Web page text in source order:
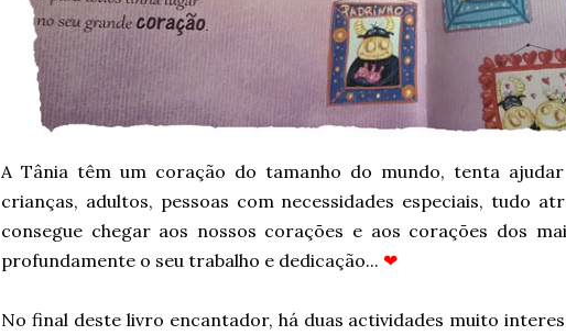
A Tânia têm um coração do tamanho do mundo, tenta
crianças, adultos, pessoas com necessidades especiais, tudo
consegue chegar aos nossos corações e aos corações dos
profundamente o seu trabalho e dedicação... ❤
No final deste livro encantador, há duas actividades muito